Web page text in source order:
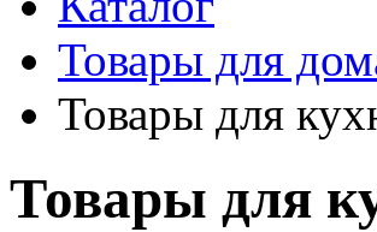
Товары для
Товары для
Товары для